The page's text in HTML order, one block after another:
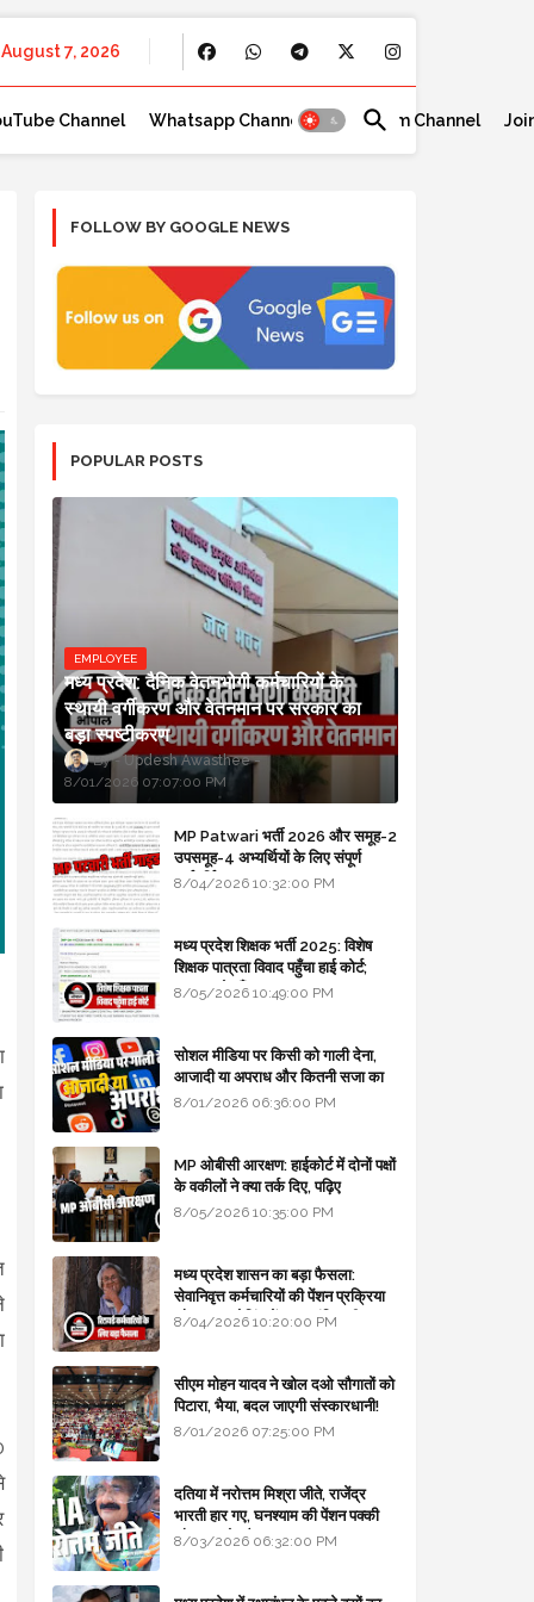
August 7, 2026
Channel Whatsapp Channel Telegram Channel
FOLLOW BY GOOGLE NEWS
POPULAR POSTS
EMPLOYEE
मध्य प्रदेश: दैनिक वेतनभोगी कर्मचारियों के
स्थायी वर्गीकरण और वेतनमान पर सरकार का
बड़ा स्पष्टीकरण
Updesh Awasthee
8/01/2026 07:07:00 PM
MP Patwari भर्ती 2026 और समूह-2
उपसमूह-4 अभ्यर्थियों के लिए संपूर्ण
मार्गदर्शिका
8/04/2026 10:32:00 PM
मध्य प्रदेश शिक्षक भर्ती 2025: विशेष
शिक्षक पात्रता विवाद पहुँचा हाई कोर्ट;
सरकार से माँगा जवाब
8/05/2026 10:49:00 PM
सोशल मीडिया पर किसी को गाली देना,
आजादी या अपराध और कितनी सजा का
प्रावधान - free legal advice
8/01/2026 06:36:00 PM
MP ओबीसी आरक्षण: हाईकोर्ट में दोनों पक्षों
के वकीलों ने क्या तर्क दिए, पढ़िए
8/05/2026 10:35:00 PM
मध्य प्रदेश शासन का बड़ा फैसला:
सेवानिवृत्त कर्मचारियों की पेंशन प्रक्रिया
और बजट कोडिंग में हुए क्रांतिकारी
8/04/2026 10:20:00 PM
सीएम मोहन यादव ने खोल दओ सौगातों को
पिटारा, भैया, बदल जाएगी संस्कारधानी!
8/01/2026 07:25:00 PM
दतिया में नरोत्तम मिश्रा जीते, राजेंद्र
भारती हार गए, घनश्याम की पेंशन पक्की
और आशुतोष बैक टू...
8/03/2026 06:32:00 PM